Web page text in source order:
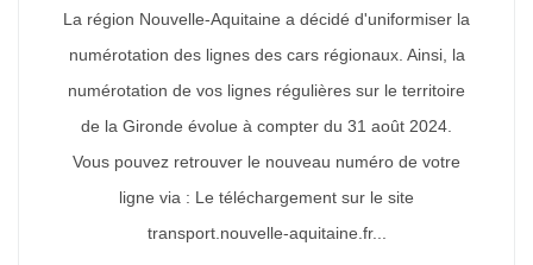
La région Nouvelle-Aquitaine a décidé d'uniformiser la
numérotation des lignes des cars régionaux. Ainsi, la
numérotation de vos lignes régulières sur le territoire
de la Gironde évolue à compter du 31 août 2024.
Vous pouvez retrouver le nouveau numéro de votre
ligne via : Le téléchargement sur le site
transport.nouvelle-aquitaine.fr...